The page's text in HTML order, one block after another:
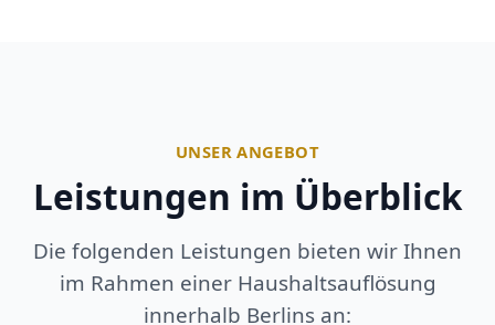
UNSER ANGEBOT
Leistungen im Überblick
Die folgenden Leistungen bieten wir Ihnen
im Rahmen einer Haushaltsauflösung
innerhalb Berlins an: